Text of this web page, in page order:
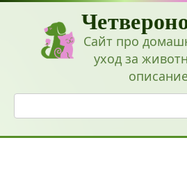
Перейти
Сайт про
уход за
Поиск: